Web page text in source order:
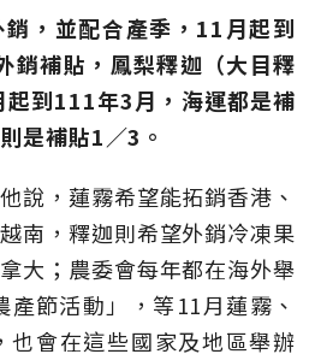
，並配合產季，11月起到
銷補貼，鳳梨釋迦（大目釋
到111年3月，海運都是補
是補貼1／3。
說，蓮霧希望能拓銷香港、
南，釋迦則希望外銷冷凍果
大；農委會每年都在海外舉
節活動」，等11月蓮霧、
也會在這些國家及地區舉辦